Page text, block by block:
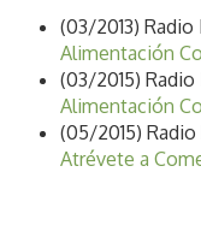
(03/2013)
Alimentación
(03/2015)
Alimentación
(05/2015)
Atrévete a